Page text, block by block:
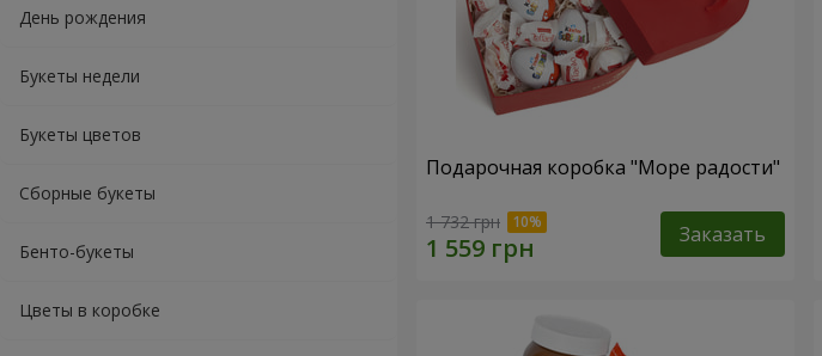
День рождения
Букеты недели
Букеты цветов
Сборные букеты
Бенто-букеты
Цветы в коробке
Подарочная коробка "Море радости"
1 732 грн Заказать